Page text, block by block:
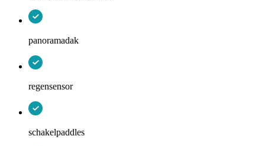
panoramadak
regensensor
schakelpaddles